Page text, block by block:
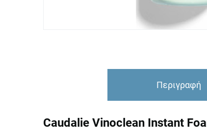
Περιγραφή
Caudalie Vinoclean Instant